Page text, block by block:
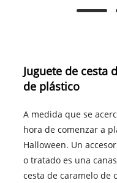
Juguete de cesta
de plástico
A medida que se
hora de comenzar a
Halloween. Un
o tratado es una
cesta de caramelo de